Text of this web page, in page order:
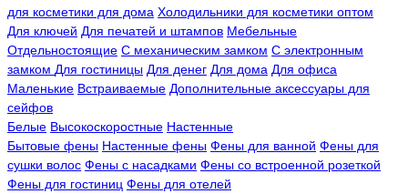
для косметики для дома Холодильники для косметики оптом
Для ключей Для печатей и штампов Мебельные
Отдельностоящие С механическим замком С электронным
замком Для гостиницы Для денег Для дома Для офиса
Маленькие Встраиваемые Дополнительные аксессуары для
сейфов
Белые Высокоскоростные Настенные
Бытовые фены Настенные фены Фены для ванной Фены для
сушки волос Фены с насадками Фены со встроенной розеткой
Фены для гостиниц Фены для отелей